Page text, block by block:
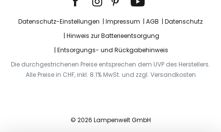
Datenschutz-Einstellungen Impressum AGB
Datenschutz
Hinweis zur Batterieentsorgung
Entsorgungs- und Rückgabehinweis
Die durchgestrichenen Preise entsprechen dem UVP des Herstellers.
Alle Preise in CHF, inkl. 8.1% MwSt. und zzgl. Versandkosten
© 2026 Lampenwelt GmbH